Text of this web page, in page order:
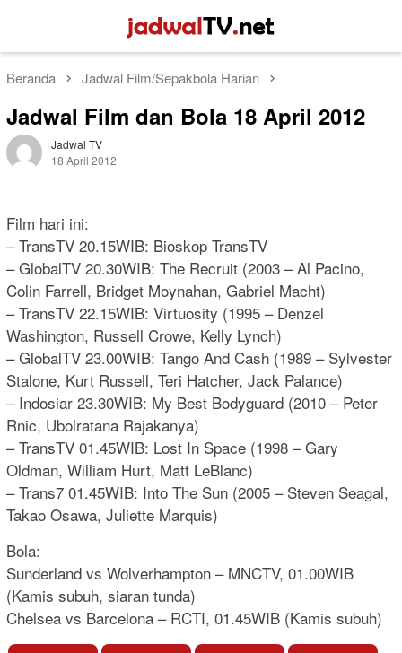
konten
Mobile
Beranda Jadwal Film/Sepakbola Harian
Jadwal Film dan Bola 18 April 2012
Jadwal TV
18 April 2012
Film hari ini:
– TransTV 20.15WIB: Bioskop TransTV
– GlobalTV 20.30WIB: The Recruit (2003 – Al Pacino,
Colin Farrell, Bridget Moynahan, Gabriel Macht)
– TransTV 22.15WIB: Virtuosity (1995 – Denzel
Washington, Russell Crowe, Kelly Lynch)
– GlobalTV 23.00WIB: Tango And Cash (1989 – Sylvester
Stalone, Kurt Russell, Teri Hatcher, Jack Palance)
– Indosiar 23.30WIB: My Best Bodyguard (2010 – Peter
Rnic, Ubolratana Rajakanya)
– TransTV 01.45WIB: Lost In Space (1998 – Gary
Oldman, William Hurt, Matt LeBlanc)
– Trans7 01.45WIB: Into The Sun (2005 – Steven Seagal,
Takao Osawa, Juliette Marquis)
Bola:
Sunderland vs Wolverhampton – MNCTV, 01.00WIB
(Kamis subuh, siaran tunda)
Chelsea vs Barcelona – RCTI, 01.45WIB (Kamis subuh)